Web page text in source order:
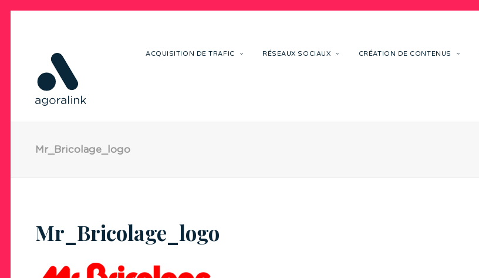
ACQUISITION DE TRAFIC RÉSEAUX SOCIAUX CRÉATION DE CONTENUS
Mr_Bricolage_logo
Mr_Bricolage_logo